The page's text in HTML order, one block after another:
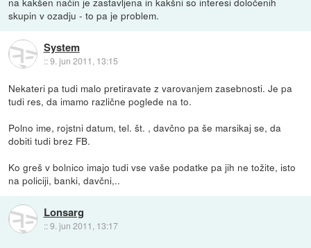
skupin v ozadju - to pa je problem.
System
::9. jun 2011, 13:15
Nekateri pa tudi malo pretiravate z varovanjem zasebnosti. Je pa
tudi res, da imamo različne poglede na to.
Polno ime, rojstni datum, tel. št. , davčno pa še marsikaj se, da
dobiti tudi brez FB.
Ko greš v bolnico imajo tudi vse vaše podatke pa jih ne tožite, isto
na policiji, banki, davčni,..
Lonsarg
::9. jun 2011, 13:17